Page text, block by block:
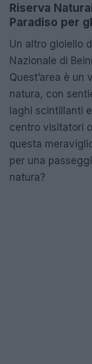
Riserva
Paradiso per
Un altro gioiello
Nazionale di
Quest’area è un
natura, con
laghi scintillanti
centro visitatori
questa
per una
natura?